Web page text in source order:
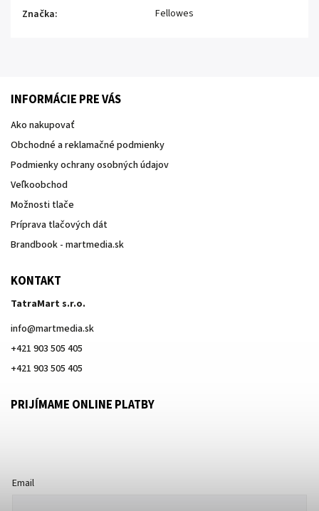
Značka: Fellowes
INFORMÁCIE PRE VÁS
Ako nakupovať
Obchodné a reklamačné podmienky
Podmienky ochrany osobných údajov
Veľkoobchod
Možnosti tlače
Príprava tlačových dát
Brandbook - martmedia.sk
KONTAKT
TatraMart s.r.o.
info@martmedia.sk
+421 903 505 405
+421 903 505 405
PRIJÍMAME ONLINE PLATBY
Email